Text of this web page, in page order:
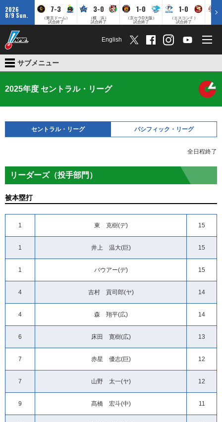
2026
8/9 Sun.
7-3
（東京ドーム）
試合終了
3-0
（横 浜）
試合終了
1-0
（京セラD大阪）
試合終了
1-0
（エスコンＦ）
試合終了
English
サブメニュー
2025年度 セントラル・リーグ
セントラル・リーグ パシフィック・リーグ
全日程終了
リーダーズ（投手部門）
被本塁打
1 東 克樹(デ) 15
1 井上 温大(巨) 15
1 バウアー(デ) 15
4 吉村 貢司郎(ヤ) 14
4 森 翔平(広) 14
6 床田 寛樹(広) 13
7 赤星 優志(巨) 12
7 山野 太一(ヤ) 12
9 髙橋 宏斗(中) 11